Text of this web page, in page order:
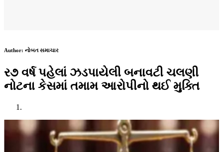
Author: નોબત સમાચાર
ર૭ વર્ષ પહેલાં ઝડપાયેલી બનાવટી ચલણી
નોટના કેસમાં તમામ આરોપીનો થઈ મુક્તિ